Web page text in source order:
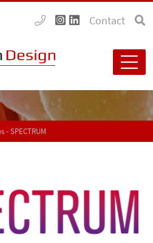
Contact
SPECTRUM